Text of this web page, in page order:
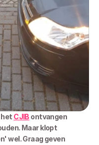
het CJIB ontvangen
Maar klopt
wel. Graag geven